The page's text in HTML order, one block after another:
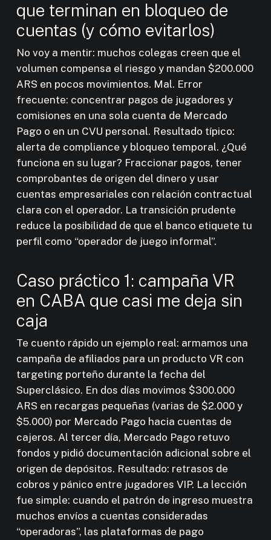
que terminan en bloqueo de
cuentas (y cómo evitarlos)
No voy a mentir: muchos colegas creen que el
volumen compensa el riesgo y mandan $200.000
ARS en pocos movimientos. Mal. Error
frecuente: concentrar pagos de jugadores y
comisiones en una sola cuenta de Mercado
Pago o en un CVU personal. Resultado típico:
alerta de compliance y bloqueo temporal. ¿Qué
funciona en su lugar? Fraccionar pagos, tener
comprobantes de origen del dinero y usar
cuentas empresariales con relación contractual
clara con el operador. La transición prudente
reduce la posibilidad de que el banco etiquete tu
perfil como “operador de juego informal”.
Caso práctico 1: campaña VR
en CABA que casi me deja sin
caja
Te cuento rápido un ejemplo real: armamos una
campaña de afiliados para un producto VR con
targeting porteño durante la fecha del
Superclásico. En dos días movimos $300.000
ARS en recargas pequeñas (varias de $2.000 y
$5.000) por Mercado Pago hacia cuentas de
cajeros. Al tercer día, Mercado Pago retuvo
fondos y pidió documentación adicional sobre el
origen de depósitos. Resultado: retrasos de
cobros y pánico entre jugadores VIP. La lección
fue simple: cuando el patrón de ingreso muestra
muchos envíos a cuentas consideradas
“operadoras”, las plataformas de pago